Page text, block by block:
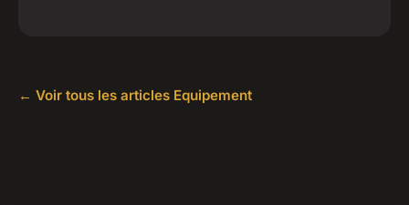
← Voir tous les articles Equipement